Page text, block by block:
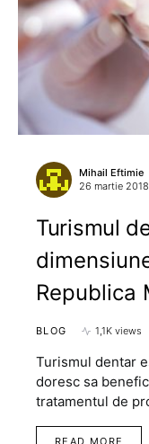
Mihail Eftimie
26 martie 2018
Turismul
Republica
BLOG 1,1K views
Turismul dentar
doresc sa
tratamentul de
READ MORE